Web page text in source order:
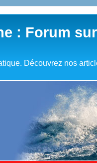
: Forum
Découvrez nos